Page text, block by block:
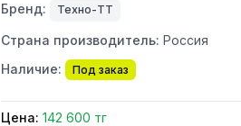
Бренд: Техно-ТТ
Страна производитель: Россия
Наличие:
Под заказ
Цена: 142 600 тг